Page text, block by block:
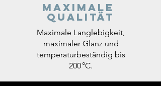
Maximale
Qualität
Maximale Langlebigkeit,
maximaler Glanz und
temperaturbeständig bis
200 °C.